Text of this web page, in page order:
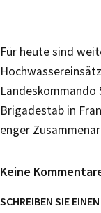
Für heute sind
Landeskommando
Brigadestab in
enger
Keine
SCHREIBEN SIE